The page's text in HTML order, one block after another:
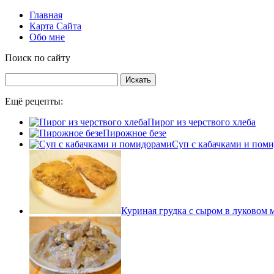
Главная
Карта Сайта
Обо мне
Поиск по сайту
Ещё рецепты:
Пирог из черствого хлеба
Пирожное безе
Суп с кабачками и
Куриная грудка с сыром в луковом